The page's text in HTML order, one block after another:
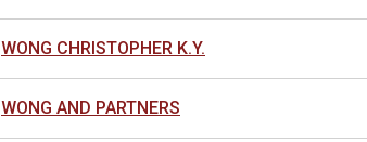
WONG CHRISTOPHER K.Y.
WONG AND PARTNERS